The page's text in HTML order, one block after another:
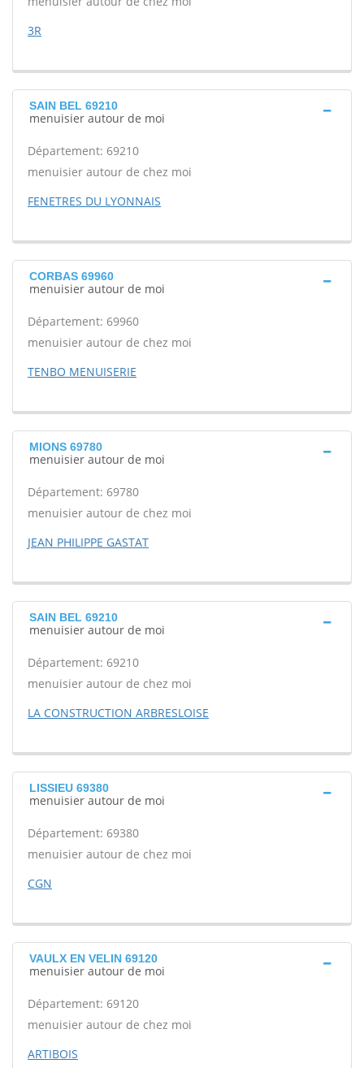
3R
SAIN BEL 69210
menuisier autour de moi
Département: 69210
menuisier autour de chez moi
FENETRES DU LYONNAIS
CORBAS 69960
menuisier autour de moi
Département: 69960
menuisier autour de chez moi
TENBO MENUISERIE
MIONS 69780
menuisier autour de moi
Département: 69780
menuisier autour de chez moi
JEAN PHILIPPE GASTAT
SAIN BEL 69210
menuisier autour de moi
Département: 69210
menuisier autour de chez moi
LA CONSTRUCTION ARBRESLOISE
LISSIEU 69380
menuisier autour de moi
Département: 69380
menuisier autour de chez moi
CGN
VAULX EN VELIN 69120
menuisier autour de moi
Département: 69120
menuisier autour de chez moi
ARTIBOIS